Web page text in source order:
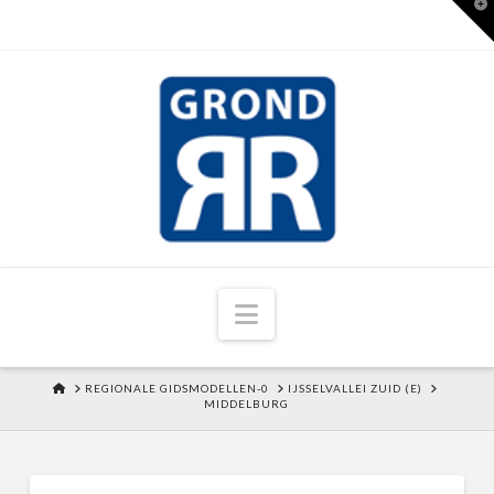
Navigation
HOMEREGIONALE GIDSMODELLEN-0
IJSSELVALLEI ZUID (E)
MIDDELBURG